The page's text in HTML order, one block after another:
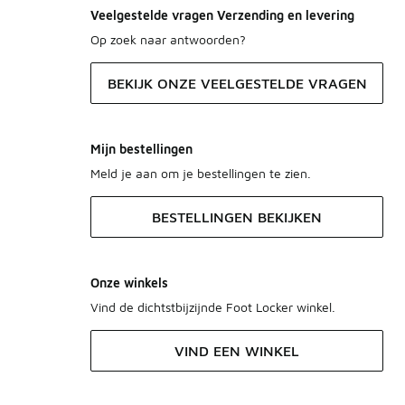
Veelgestelde vragen Verzending en levering
Op zoek naar antwoorden?
BEKIJK ONZE VEELGESTELDE VRAGEN
Mijn bestellingen
Meld je aan om je bestellingen te zien.
BESTELLINGEN BEKIJKEN
Onze winkels
Vind de dichtstbijzijnde Foot Locker winkel.
VIND EEN WINKEL